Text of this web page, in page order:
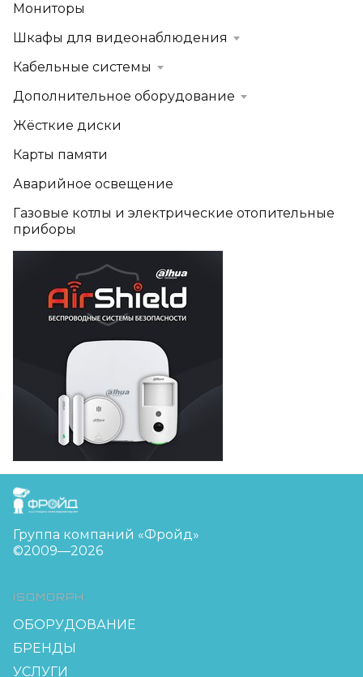
Мониторы
Шкафы для видеонаблюдения
Кабельные системы
Дополнительное оборудование
Жёсткие диски
Карты памяти
Аварийное освещение
Газовые котлы и электрические отопительные
приборы
FreudGroup
Группа компаний «Фройд»
©2009—2026
ISOMORPH
ОБОРУДОВАНИЕ
БРЕНДЫ
УСЛУГИ